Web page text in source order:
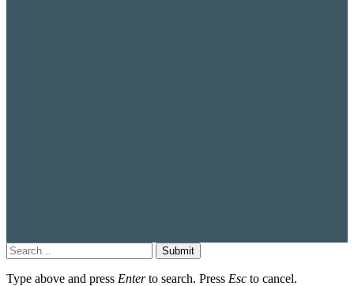
Submit
Type above and press Enterto search. Press Esc to cancel.